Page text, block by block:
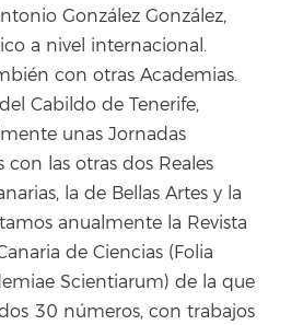
González González,
a nivel internacional.
con otras Academias.
Cabildo de Tenerife,
unas Jornadas
las otras dos Reales
la de Bellas Artes y la
anualmente la Revista
de Ciencias (Folia
Scientiarum) de la que
30 números, con trabajos